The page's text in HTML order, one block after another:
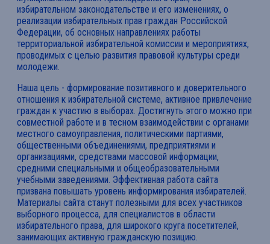
избирательном законодательстве и его изменениях, о
реализации избирательных прав граждан Российской
Федерации, об основных направлениях работы
территориальной избирательной комиссии и мероприятиях,
проводимых с целью развития правовой культуры среди
молодежи.
Наша цель - формирование позитивного и доверительного
отношения к избирательной системе, активное привлечение
граждан к участию в выборах. Достигнуть этого можно при
совместной работе и в тесном взаимодействии с органами
местного самоуправления, политическими партиями,
общественными объединениями, предприятиями и
организациями, средствами массовой информации,
средними специальными и общеобразовательными
учебными заведениями. Эффективная работа сайта
призвана повышать уровень информирования избирателей.
Материалы сайта станут полезными для всех участников
выборного процесса, для специалистов в области
избирательного права, для широкого круга посетителей,
занимающих активную гражданскую позицию.